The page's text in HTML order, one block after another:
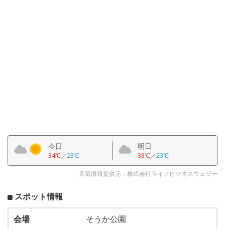
今日
34℃／23℃
明日
33℃／23℃
天気情報提供元：株式会社ライフビジネスウェザー
スポット情報
会場
そうか公園